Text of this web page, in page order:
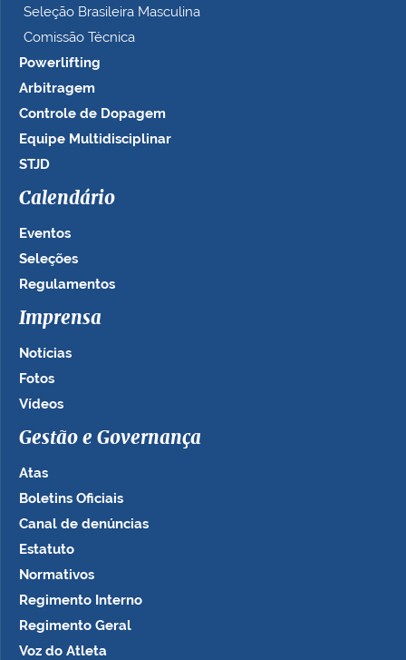
Seleção Brasileira Masculina
Comissão Técnica
Powerlifting
Arbitragem
Controle de Dopagem
Equipe Multidisciplinar
STJD
Calendário
Eventos
Seleções
Regulamentos
Imprensa
Notícias
Fotos
Vídeos
Gestão e Governança
Atas
Boletins Oficiais
Canal de denúncias
Estatuto
Normativos
Regimento Interno
Regimento Geral
Voz do Atleta